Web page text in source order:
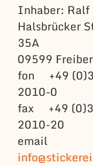
Inhaber: Ralf
Halsbrücker
35A
09599
fon +49
2010-0
fax +49
2010-20
email